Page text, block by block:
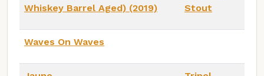
Whiskey Barrel Aged) (2019)
Stout
Waves On Waves